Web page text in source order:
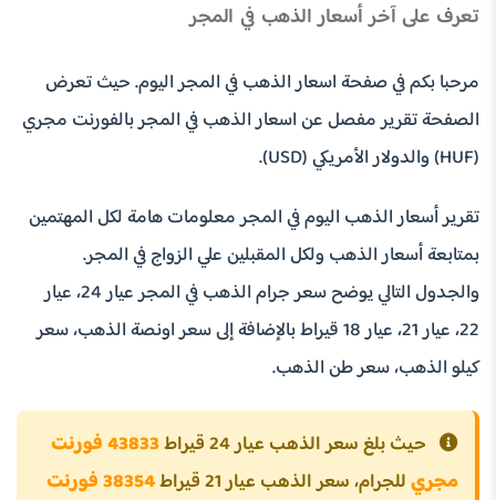
تعرف على آخر أسعار الذهب في المجر
مرحبا بكم في صفحة اسعار الذهب في المجر اليوم. حيث تعرض
الصفحة تقرير مفصل عن اسعار الذهب في المجر بالفورنت مجري
(HUF) والدولار الأمريكي (USD).
تقرير أسعار الذهب اليوم في المجر معلومات هامة لكل المهتمين
بمتابعة أسعار الذهب ولكل المقبلين علي الزواج في المجر.
والجدول التالي يوضح سعر جرام الذهب في المجر عيار 24، عيار
22، عيار 21، عيار 18 قيراط بالإضافة إلى سعر اونصة الذهب، سعر
كيلو الذهب، سعر طن الذهب.
حيث بلغ سعر الذهب عيار 24 قيراط
43833 فورنت
مجريللجرام، سعر الذهب عيار 21 قيراط
38354 فورنت